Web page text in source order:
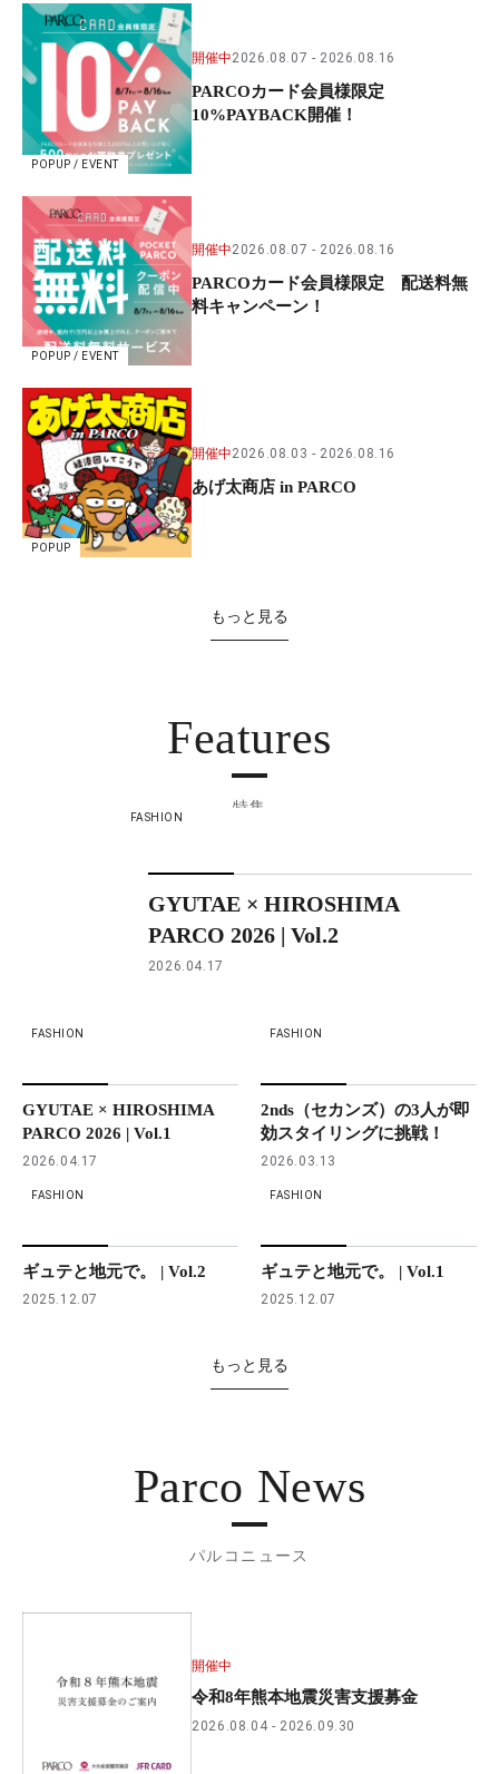
POPUP / EVENT
開催中2026.08.07 2026.08.16
PARCOカード会員様限定
10%PAYBACK開催！
POPUP / EVENT
開催中2026.08.07 2026.08.16
PARCOカード会員様限定 配送料無
料キャンペーン！
POPUP
開催中2026.08.03 2026.08.16
あげ太商店 in PARCO
もっと見る
Features
特集
FASHION
GYUTAE × HIROSHIMA
PARCO 2026 | Vol.2
2026.04.17
FASHION
GYUTAE × HIROSHIMA
PARCO 2026 | Vol.1
2026.04.17
FASHION
2nds（セカンズ）の3人が即
効スタイリングに挑戦！
2026.03.13
FASHION
ギュテと地元で。 | Vol.2
2025.12.07
FASHION
ギュテと地元で。 | Vol.1
2025.12.07
もっと見る
Parco News
パルコニュース
開催中
令和8年熊本地震災害支援募金
2026.08.04 2026.09.30